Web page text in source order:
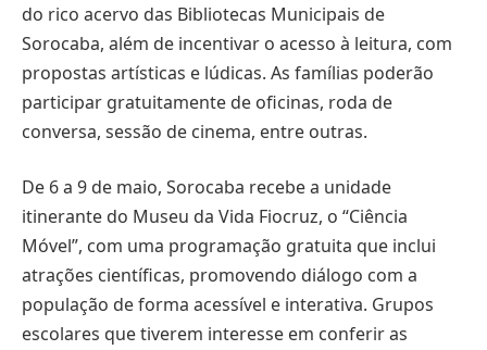
do rico acervo das Bibliotecas Municipais de
Sorocaba, além de incentivar o acesso à leitura, com
propostas artísticas e lúdicas. As famílias poderão
participar gratuitamente de oficinas, roda de
conversa, sessão de cinema, entre outras.
De 6 a 9 de maio, Sorocaba recebe a unidade
itinerante do Museu da Vida Fiocruz, o “Ciência
Móvel”, com uma programação gratuita que inclui
atrações científicas, promovendo diálogo com a
população de forma acessível e interativa. Grupos
escolares que tiverem interesse em conferir as